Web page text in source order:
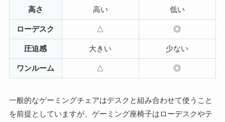
高さ 高い 低い
ローデスク △ ◎
圧迫感 大きい 少ない
ワンルーム △ ◎
一般的なゲーミングチェアはデスクと組み合わせて使うこと
を前提としていますが、ゲーミング座椅子はローデスクやテ